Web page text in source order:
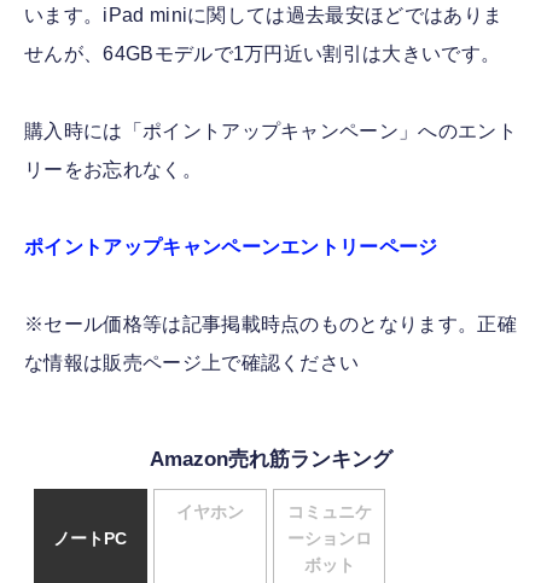
います。iPad miniに関しては過去最安ほどではありま
せんが、64GBモデルで1万円近い割引は大きいです。
購入時には「ポイントアップキャンペーン」へのエント
リーをお忘れなく。
ポイントアップキャンペーンエントリーページ
※セール価格等は記事掲載時点のものとなります。正確
な情報は販売ページ上で確認ください
Amazon売れ筋ランキング
ノートPC
イヤホン
コミュニケ
ーションロ
ボット